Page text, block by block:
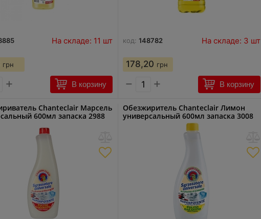
На складе: 11 шт
грн
+ В корзину
код: 148782 На складе: 3 шт
178,20 грн
− + В корзину
Chanteclair Марсель
600мл запаска 2988
Обезжиритель Chanteclair Лимон
универсальный 600мл запаска 3008